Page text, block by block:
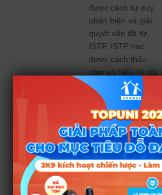
được cách tư duy
phản biện và giải
quyết vấn đề từ
ISTP. ISTP học
được cách thấu
cảm và hiểu rõ giá
trị bản thân hơn
thông qua góc nhìn
của INFP.
4. Những
thách
thức